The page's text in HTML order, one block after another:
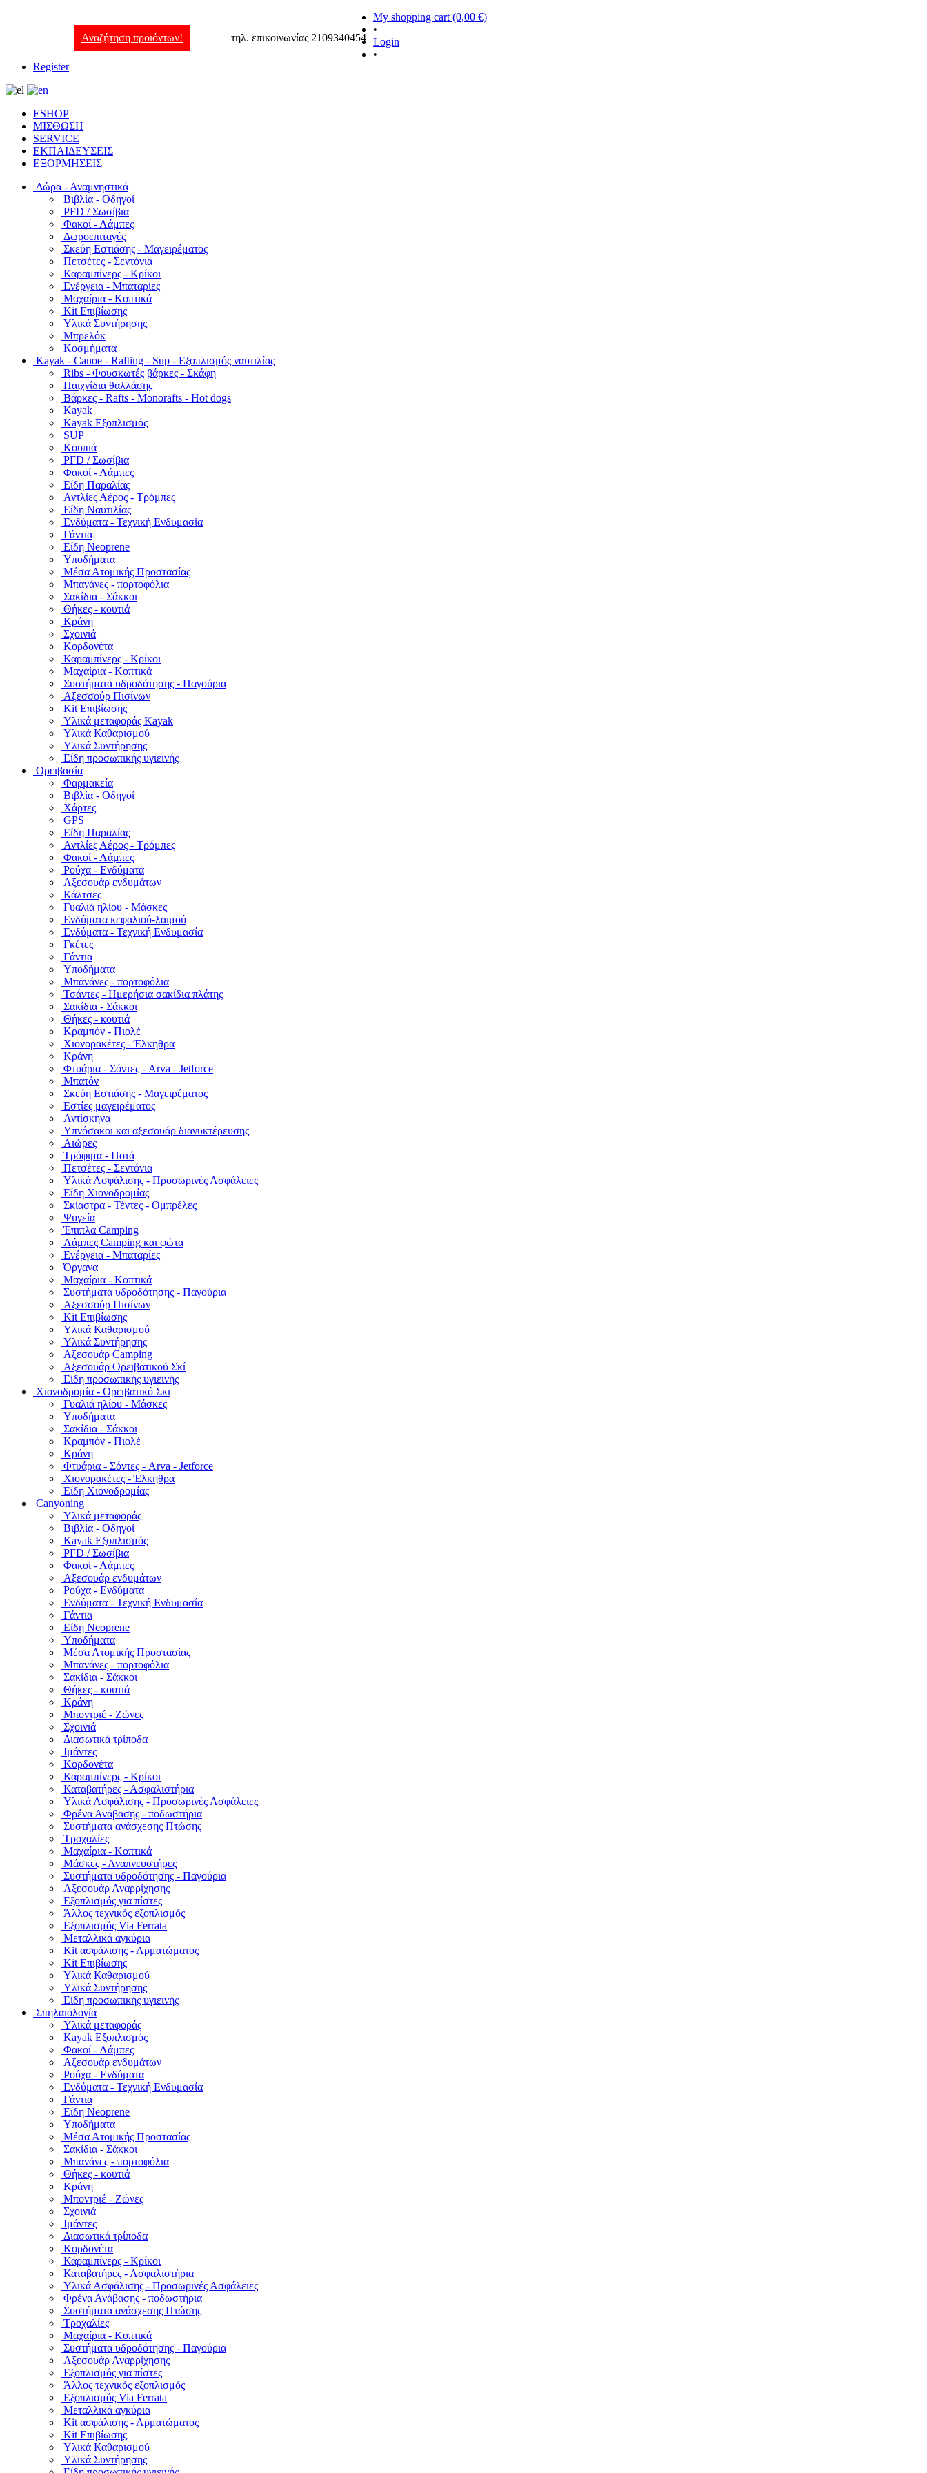
Αναζήτηση προϊόντων! τηλ. επικοινωνίας 2109340454
My shopping cart (0,00 €)
•
Login
•
Register
ESHOP
ΜΙΣΘΩΣΗ
SERVICE
ΕΚΠΑΙΔΕΥΣΕΙΣ
ΕΞΟΡΜΗΣΕΙΣ
Δώρα - Αναμνηστικά
Βιβλία - Οδηγοί
PFD / Σωσίβια
Φακοί - Λάμπες
Δωροεπιταγές
Σκεύη Εστιάσης - Μαγειρέματος
Πετσέτες - Σεντόνια
Καραμπίνερς - Κρίκοι
Ενέργεια - Μπαταρίες
Μαχαίρια - Κοπτικά
Kit Επιβίωσης
Υλικά Συντήρησης
Μπρελόκ
Κοσμήματα
Kayak - Canoe - Rafting - Sup - Εξοπλισμός ναυτιλίας
Ribs - Φουσκωτές βάρκες - Σκάφη
Παιχνίδια θαλλάσης
Βάρκες - Rafts - Monorafts - Hot dogs
Kayak
Kayak Εξοπλισμός
SUP
Κουπιά
PFD / Σωσίβια
Φακοί - Λάμπες
Είδη Παραλίας
Αντλίες Αέρος - Τρόμπες
Είδη Ναυτιλίας
Ενδύματα - Τεχνική Ενδυμασία
Γάντια
Είδη Neoprene
Υποδήματα
Μέσα Ατομικής Προστασίας
Μπανάνες - πορτοφόλια
Σακίδια - Σάκκοι
Θήκες - κουτιά
Κράνη
Σχοινιά
Κορδονέτα
Καραμπίνερς - Κρίκοι
Μαχαίρια - Κοπτικά
Συστήματα υδροδότησης - Παγούρια
Αξεσσούρ Πισίνων
Kit Επιβίωσης
Υλικά μεταφοράς Kayak
Υλικά Καθαρισμού
Υλικά Συντήρησης
Είδη προσωπικής υγιεινής
Ορειβασία
Φαρμακεία
Βιβλία - Οδηγοί
Χάρτες
GPS
Είδη Παραλίας
Αντλίες Αέρος - Τρόμπες
Φακοί - Λάμπες
Ρούχα - Ενδύματα
Αξεσουάρ ενδυμάτων
Κάλτσες
Γυαλιά ηλίου - Μάσκες
Ενδύματα κεφαλιού-λαιμού
Ενδύματα - Τεχνική Ενδυμασία
Γκέτες
Γάντια
Υποδήματα
Μπανάνες - πορτοφόλια
Τσάντες - Ημερήσια σακίδια πλάτης
Σακίδια - Σάκκοι
Θήκες - κουτιά
Κραμπόν - Πιολέ
Χιονορακέτες - Έλκηθρα
Κράνη
Φτυάρια - Σόντες - Arva - Jetforce
Μπατόν
Σκεύη Εστιάσης - Μαγειρέματος
Εστίες μαγειρέματος
Αντίσκηνα
Υπνόσακοι και αξεσουάρ διανυκτέρευσης
Αιώρες
Τρόφιμα - Ποτά
Πετσέτες - Σεντόνια
Υλικά Ασφάλισης - Προσωρινές Ασφάλειες
Είδη Χιονοδρομίας
Σκίαστρα - Τέντες - Ομπρέλες
Ψυγεία
Έπιπλα Camping
Λάμπες Camping και φώτα
Ενέργεια - Μπαταρίες
Όργανα
Μαχαίρια - Κοπτικά
Συστήματα υδροδότησης - Παγούρια
Αξεσσούρ Πισίνων
Kit Επιβίωσης
Υλικά Καθαρισμού
Υλικά Συντήρησης
Αξεσουάρ Camping
Αξεσουάρ Ορειβατικού Σκί
Είδη προσωπικής υγιεινής
Χιονοδρομία - Ορειβατικό Σκι
Γυαλιά ηλίου - Μάσκες
Υποδήματα
Σακίδια - Σάκκοι
Κραμπόν - Πιολέ
Κράνη
Φτυάρια - Σόντες - Arva - Jetforce
Χιονορακέτες - Έλκηθρα
Είδη Χιονοδρομίας
Canyoning
Υλικά μεταφοράς
Βιβλία - Οδηγοί
Kayak Εξοπλισμός
PFD / Σωσίβια
Φακοί - Λάμπες
Αξεσουάρ ενδυμάτων
Ρούχα - Ενδύματα
Ενδύματα - Τεχνική Ενδυμασία
Γάντια
Είδη Neoprene
Υποδήματα
Μέσα Ατομικής Προστασίας
Μπανάνες - πορτοφόλια
Σακίδια - Σάκκοι
Θήκες - κουτιά
Κράνη
Μποντριέ - Ζώνες
Σχοινιά
Διασωτικά τρίποδα
Ιμάντες
Κορδονέτα
Καραμπίνερς - Κρίκοι
Καταβατήρες - Ασφαλιστήρια
Υλικά Ασφάλισης - Προσωρινές Ασφάλειες
Φρένα Ανάβασης - ποδωστήρια
Συστήματα ανάσχεσης Πτώσης
Τροχαλίες
Μαχαίρια - Κοπτικά
Μάσκες - Αναπνευστήρες
Συστήματα υδροδότησης - Παγούρια
Αξεσουάρ Αναρρίχησης
Εξοπλισμός για πίστες
Άλλος τεχνικός εξοπλισμός
Εξοπλισμός Via Ferrata
Μεταλλικά αγκύρια
Kit ασφάλισης - Αρματώματος
Kit Επιβίωσης
Υλικά Καθαρισμού
Υλικά Συντήρησης
Είδη προσωπικής υγιεινής
Σπηλαιολογία
Υλικά μεταφοράς
Kayak Εξοπλισμός
Φακοί - Λάμπες
Αξεσουάρ ενδυμάτων
Ρούχα - Ενδύματα
Ενδύματα - Τεχνική Ενδυμασία
Γάντια
Είδη Neoprene
Υποδήματα
Μέσα Ατομικής Προστασίας
Σακίδια - Σάκκοι
Μπανάνες - πορτοφόλια
Θήκες - κουτιά
Κράνη
Μποντριέ - Ζώνες
Σχοινιά
Ιμάντες
Διασωτικά τρίποδα
Κορδονέτα
Καραμπίνερς - Κρίκοι
Καταβατήρες - Ασφαλιστήρια
Υλικά Ασφάλισης - Προσωρινές Ασφάλειες
Φρένα Ανάβασης - ποδωστήρια
Συστήματα ανάσχεσης Πτώσης
Τροχαλίες
Μαχαίρια - Κοπτικά
Συστήματα υδροδότησης - Παγούρια
Αξεσουάρ Αναρρίχησης
Εξοπλισμός για πίστες
Άλλος τεχνικός εξοπλισμός
Εξοπλισμός Via Ferrata
Μεταλλικά αγκύρια
Kit ασφάλισης - Αρματώματος
Kit Επιβίωσης
Υλικά Καθαρισμού
Υλικά Συντήρησης